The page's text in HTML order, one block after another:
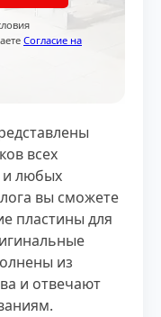
Согласие на
всех
и любых
вы сможете
пластины для
из
и отвечают